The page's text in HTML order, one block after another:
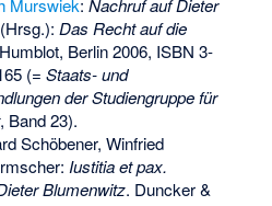
Murswiek: Nachruf auf Dieter
Das Recht auf die
Berlin 2006, ISBN 3-
(= Staats- und
der Studiengruppe für
, Band 23).
Schöbener, Winfried
Iustitia et pax.
Blumenwitz. Duncker &